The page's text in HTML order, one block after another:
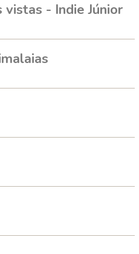
vistas - Indie Júnior